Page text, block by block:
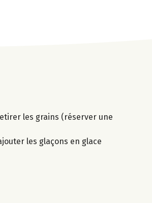
les grains (réserver une
les glaçons en glace